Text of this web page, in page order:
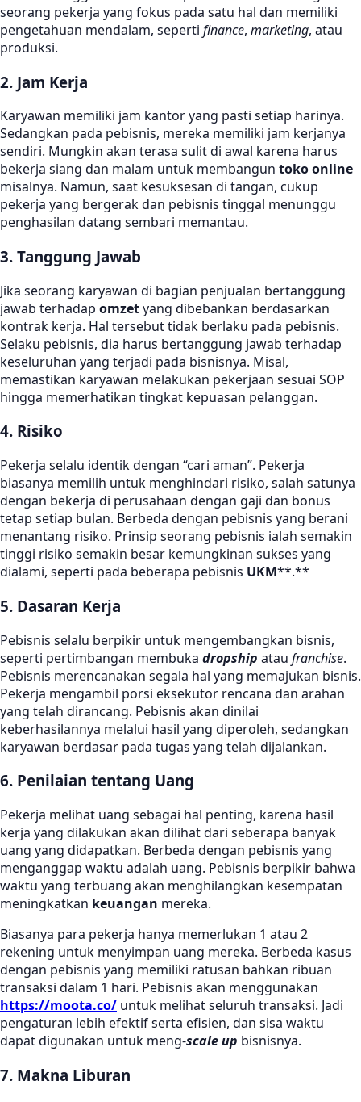
seorang pekerja yang fokus pada satu hal dan memiliki
pengetahuan mendalam, seperti finance, marketing, atau
produksi.
2. Jam Kerja
Karyawan memiliki jam kantor yang pasti setiap harinya.
Sedangkan pada pebisnis, mereka memiliki jam kerjanya
sendiri. Mungkin akan terasa sulit di awal karena harus
bekerja siang dan malam untuk membangun toko online
misalnya. Namun, saat kesuksesan di tangan, cukup
pekerja yang bergerak dan pebisnis tinggal menunggu
penghasilan datang sembari memantau.
3. Tanggung Jawab
Jika seorang karyawan di bagian penjualan bertanggung
jawab terhadap omzetyang dibebankan berdasarkan
kontrak kerja. Hal tersebut tidak berlaku pada pebisnis.
Selaku pebisnis, dia harus bertanggung jawab terhadap
keseluruhan yang terjadi pada bisnisnya. Misal,
memastikan karyawan melakukan pekerjaan sesuai SOP
hingga memerhatikan tingkat kepuasan pelanggan.
4. Risiko
Pekerja selalu identik dengan “cari aman”. Pekerja
biasanya memilih untuk menghindari risiko, salah satunya
dengan bekerja di perusahaan dengan gaji dan bonus
tetap setiap bulan. Berbeda dengan pebisnis yang berani
menantang risiko. Prinsip seorang pebisnis ialah semakin
tinggi risiko semakin besar kemungkinan sukses yang
dialami, seperti pada beberapa pebisnis UKM**.**
5. Dasaran Kerja
Pebisnis selalu berpikir untuk mengembangkan bisnis,
seperti pertimbangan membuka dropship atau franchise.
Pebisnis merencanakan segala hal yang memajukan bisnis.
Pekerja mengambil porsi eksekutor rencana dan arahan
yang telah dirancang. Pebisnis akan dinilai
keberhasilannya melalui hasil yang diperoleh, sedangkan
karyawan berdasar pada tugas yang telah dijalankan.
6. Penilaian tentang Uang
Pekerja melihat uang sebagai hal penting, karena hasil
kerja yang dilakukan akan dilihat dari seberapa banyak
uang yang didapatkan. Berbeda dengan pebisnis yang
menganggap waktu adalah uang. Pebisnis berpikir bahwa
waktu yang terbuang akan menghilangkan kesempatan
meningkatkan keuangan mereka.
Biasanya para pekerja hanya memerlukan 1 atau 2
rekening untuk menyimpan uang mereka. Berbeda kasus
dengan pebisnis yang memiliki ratusan bahkan ribuan
transaksi dalam 1 hari. Pebisnis akan menggunakan
https://moota.co/ untuk melihat seluruh transaksi. Jadi
pengaturan lebih efektif serta efisien, dan sisa waktu
dapat digunakan untuk meng-scale up bisnisnya.
7. Makna Liburan